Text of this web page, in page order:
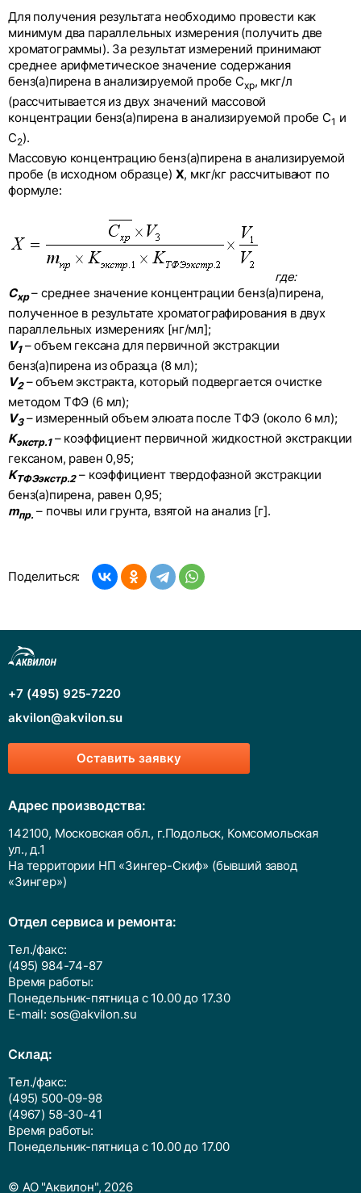
Для получения результата необходимо провести как
минимум два параллельных измерения (получить две
хроматограммы). За результат измерений принимают
среднее арифметическое значение содержания
бенз(а)пирена в анализируемой пробе Cхр, мкг/л
(рассчитывается из двух значений массовой
концентрации бенз(а)пирена в анализируемой пробе С1 и
С2).
Массовую концентрацию бенз(а)пирена в анализируемой
пробе (в исходном образце) Х, мкг/кг рассчитывают по
формуле:
где:
Схр– среднее значение концентрации бенз(а)пирена,
полученное в результате хроматографирования в двух
параллельных измерениях [нг/мл];
V1– объем гексана для первичной экстракции
бенз(а)пирена из образца (8 мл);
V2– объем экстракта, который подвергается очистке
методом ТФЭ (6 мл);
V3– измеренный объем элюата после ТФЭ (около 6 мл);
Kэкстр.1– коэффициент первичной жидкостной экстракции
гексаном, равен 0,95;
KТФЭэкстр.2– коэффициент твердофазной экстракции
бенз(а)пирена, равен 0,95;
mпр. – почвы или грунта, взятой на анализ [г].
Поделиться:
Оставить заявку
+7 (495) 925-7220
akvilon@akvilon.su
Адрес производства:
142100, Московская обл., г.Подольск, Комсомольская
ул., д.1
На территории НП «Зингер-Скиф» (бывший завод
«Зингер»)
Отдел сервиса и ремонта:
Тел./факс:
(495) 984-74-87
Время работы:
Понедельник-пятница с 10.00 до 17.30
E-mail: sos@akvilon.su
Cклад:
Тел./факс:
(495) 500-09-98
(4967) 58-30-41
Время работы:
Понедельник-пятница с 10.00 до 17.00
© АО "Аквилон", 2026